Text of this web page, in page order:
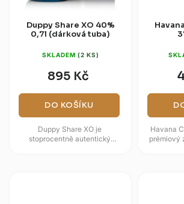
Duppy Share XO 40%
0,7l (dárková tuba)
SKLADEM (2 KS)
895 Kč
DO KOŠÍKU
Duppy Share XO je
stoprocentně autentický
Havana
prémiový